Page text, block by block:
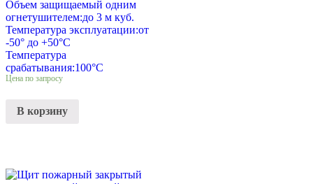
Объем защищаемый одним
огнетушителем:до 3 м куб.
Температура эксплуатации:от
-50° до +50°С
Температура
срабатывания:100°С
Цена по запросу
В корзину